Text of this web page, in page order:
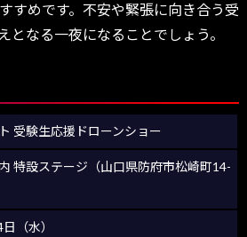
すめです。不安や緊張に向き合う受
となる一夜になることでしょう。
受験生応援ドローンショー
特設ステージ（山口県防府市松崎町14-
（水）